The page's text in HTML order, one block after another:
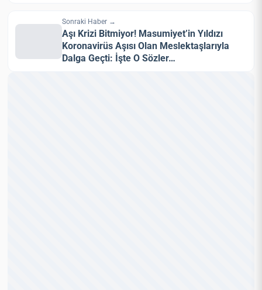
Sonraki Haber →
Aşı Krizi Bitmiyor! Masumiyet’in Yıldızı
Koronavirüs Aşısı Olan Meslektaşlarıyla
Dalga Geçti: İşte O Sözler…